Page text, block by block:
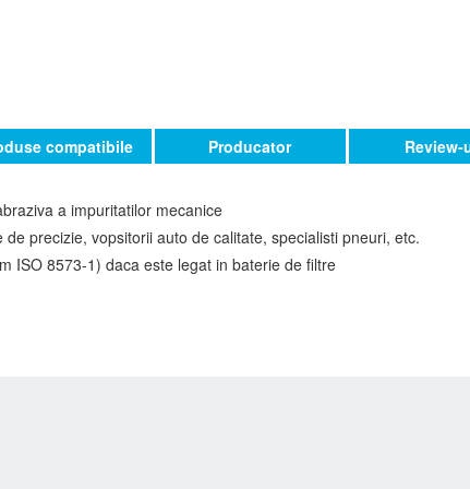
a impuritatilor mecanice
precizie, vopsitorii auto de calitate, specialisti pneuri, etc.
ISO 8573-1) daca este legat in baterie de filtre
compatibile Producator Review-